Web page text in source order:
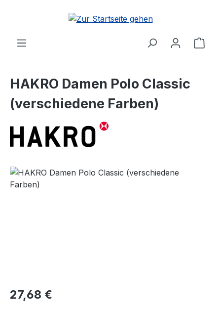
Zum Hauptinhalt springen
HAKRO Damen Polo Classic
(verschiedene Farben)
Bildergalerie überspringen
Regulärer Preis:
27,68 €